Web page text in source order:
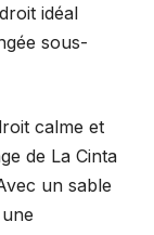
idéal
sous-
calme et
de La Cinta
un sable